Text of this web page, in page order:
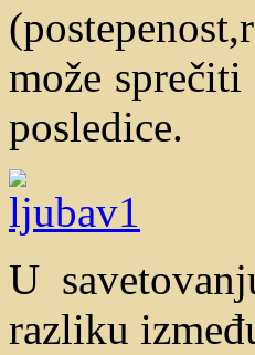
može
posledice.
U
razliku